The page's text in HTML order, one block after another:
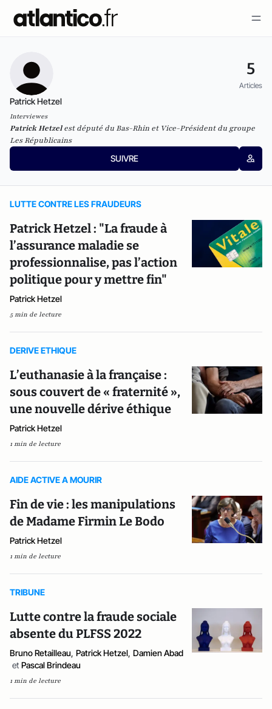
5
Articles
Patrick Hetzel
Interviewes
Patrick Hetzelest député du Bas-Rhin et Vice-Président du groupe
Les Républicains
SUIVRE
LUTTE CONTRE LES FRAUDEURS
Patrick Hetzel : "La fraude à
l’assurance maladie se
professionnalise, pas l’action
politique pour y mettre fin"
Patrick Hetzel
5 min de lecture
DERIVE ETHIQUE
L’euthanasie à la française :
sous couvert de « fraternité »,
une nouvelle dérive éthique
Patrick Hetzel
1 min de lecture
AIDE ACTIVE A MOURIR
Fin de vie : les manipulations
de Madame Firmin Le Bodo
Patrick Hetzel
1 min de lecture
TRIBUNE
Lutte contre la fraude sociale
absente du PLFSS 2022
Bruno Retailleau, Patrick Hetzel, Damien Abad
et Pascal Brindeau
1 min de lecture